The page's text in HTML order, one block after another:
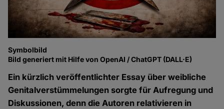
Symbolbild
Bild generiert mit Hilfe von OpenAI / ChatGPT (DALL·E)
Ein kürzlich veröffentlichter Essay über weibliche
Genitalverstümmelungen sorgte für Aufregung und
Diskussionen, denn die Autoren relativieren in